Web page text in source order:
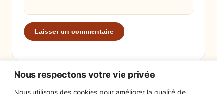
Nous respectons votre vie privée
Nous utilisons des cookies pour améliorer la qualité de